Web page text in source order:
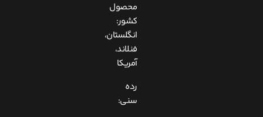
محصول
کشور:
انگلستان،
فنلاند،
آمریکا
رده
سنی: